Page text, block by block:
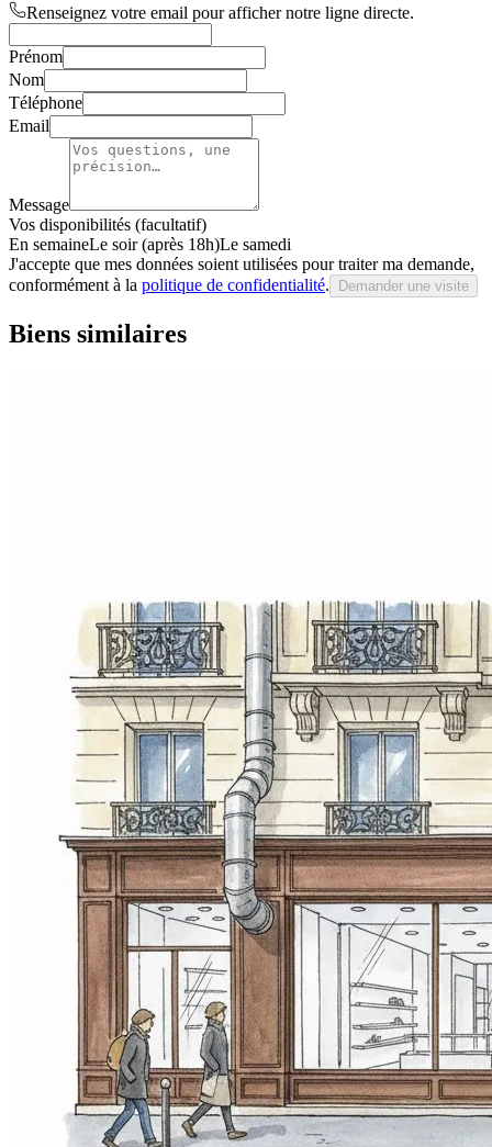
Renseignez votre email pour afficher notre ligne directe.
Prénom
Nom
Téléphone
Email
Message
Vos disponibilités (facultatif)
En semaineLe soir (après 18h)Le samedi
J'accepte que mes données soient utilisées pour traiter ma demande,
conformément à la politique de confidentialité. Demander une visite
Biens similaires